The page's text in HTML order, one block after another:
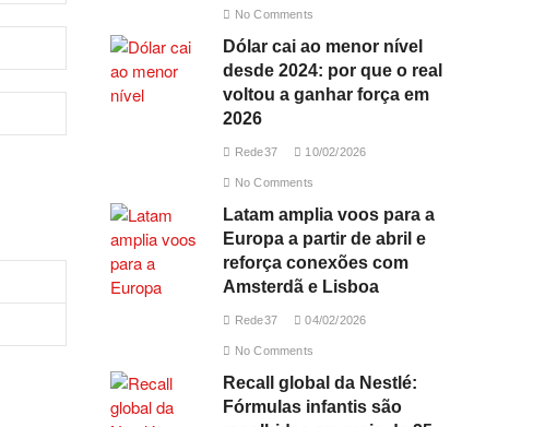
No Comments
Dólar cai ao menor nível
desde 2024: por que o real
voltou a ganhar força em
2026
Rede37 10/02/2026
No Comments
Latam amplia voos para a
Europa a partir de abril e
reforça conexões com
Amsterdã e Lisboa
Rede37 04/02/2026
No Comments
Recall global da Nestlé:
Fórmulas infantis são